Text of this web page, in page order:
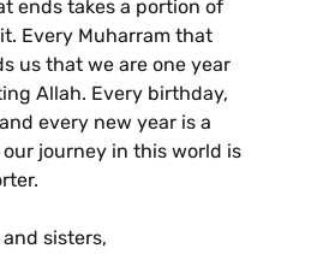
ends takes a portion of
Every Muharram that
us that we are one year
Allah. Every birthday,
every new year is a
journey in this world is
sisters,